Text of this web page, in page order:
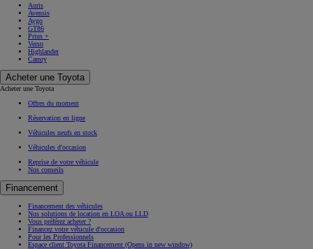
Auris
Avensis
Aygo
GT86
Prius +
Verso
Highlander
Camry
Acheter une Toyota
Acheter une Toyota
Offres du moment
Réservation en ligne
Véhicules neufs en stock
Véhicules d'occasion
Reprise de votre véhicule
Nos conseils
Financement
Financement des véhicules
Nos solutions de location en LOA ou LLD
Vous préférez acheter ?
Financez votre véhicule d'occasion
Pour les Professionnels
Espace client Toyota Financement (Opens in new window)